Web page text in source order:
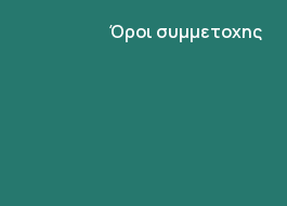
Όροι συμμετοχης